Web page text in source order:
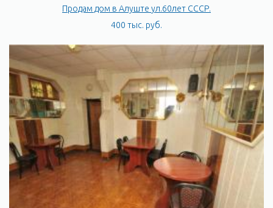
Продам дом в Алуште ул.60лет СССР.
400 тыс. руб.